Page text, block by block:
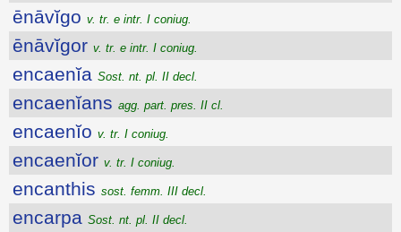
ēnāvĭgo v. tr. e intr. I coniug.
ēnāvĭgor v. tr. e intr. I coniug.
encaenĭa Sost. nt. pl. II decl.
encaenĭans agg. part. pres. II cl.
encaenĭo v. tr. I coniug.
encaenĭor v. tr. I coniug.
encanthis sost. femm. III decl.
encarpa Sost. nt. pl. II decl.